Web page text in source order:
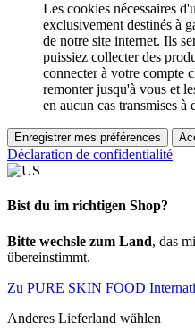
Les cookies nécessaires
exclusivement destinés à
de notre site internet. Ils
puissiez collecter des
connecter à votre compte
remonter jusqu'à vous et
en aucun cas transmises à
Enregistrer mes préférences
Déclaration de confidentialité
Bist du im richtigen Shop?
Bitte wechsle zum Land, das
übereinstimmt.
Zu PURE SKIN FOOD
Anderes Lieferland wählen